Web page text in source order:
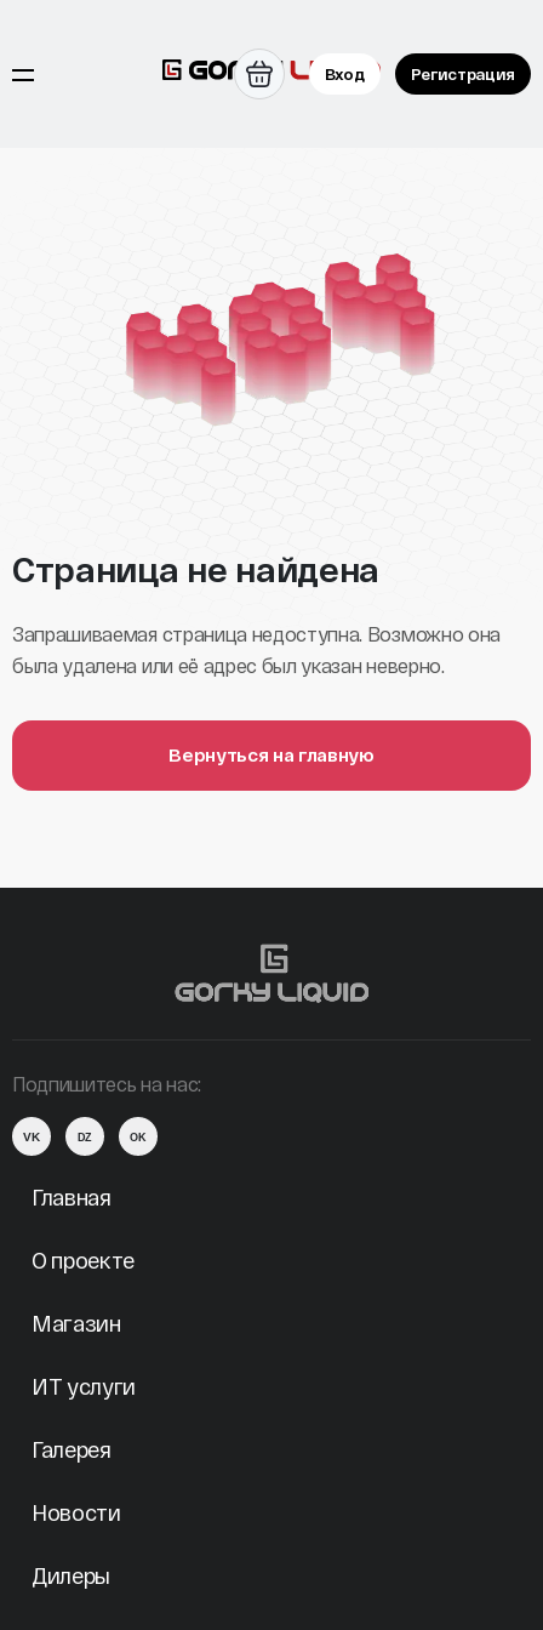
Вход Регистрация
Страница не найдена
Запрашиваемая страница недоступна. Возможно она
была удалена или её адрес был указан неверно.
Вернуться на главную
Подпишитесь на нас:
VK DZ OK
Главная
О проекте
Магазин
ИТ услуги
Галерея
Новости
Дилеры